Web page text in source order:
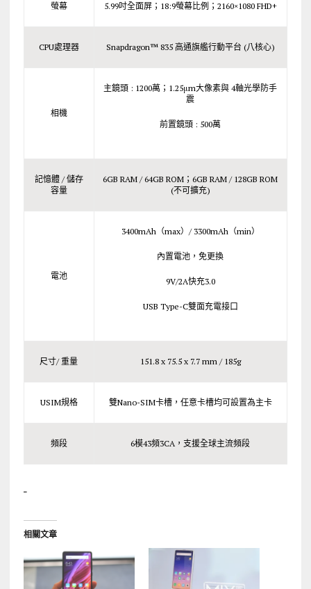
螢幕 5.99吋全面屏；18:9螢幕比例；2160×1080 FHD+
CPU處理器 Snapdragon™ 835 高通旗艦行動平台 (八核心)
相機
主鏡頭 : 1200萬；1.25μm大像素與 4軸光學防手
震
前置鏡頭 : 500萬
記憶體 / 儲存
容量
6GB RAM / 64GB ROM；6GB RAM / 128GB ROM
(不可擴充)
電池
3400mAh（max）/ 3300mAh（min）
內置電池，免更換
9V/2A快充3.0
USB Type-C雙面充電接口
尺寸/ 重量 151.8 x 75.5 x 7.7 mm / 185g
USIM規格 雙Nano-SIM卡槽，任意卡槽均可設置為主卡
頻段 6模43頻3CA，支援全球主流頻段
相關文章